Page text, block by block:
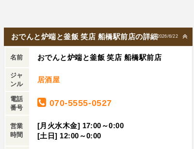
ームもありました。店内は真新しさがあり綺麗。
1〜2名から団体さんまで対応できそうでした。コ
スパよく満足できるのでおすすめです！
／たまご／しらたき／はんぺん／ちくわ／さつま
揚げ牛すじ／鶏つくね／揚げ豆腐／とうもろこし
／しゅうまい10種以上の豊富なラインナップ！お
べやすいのが魅力的！絶対食べてほしいのは牛す
じ！！串に刺さったおおぶりだけどとろっとろ！
我慢ならずしっかりおかわりしちゃいました！こ
程でした笑■冷やしトマト一般的な塩＋マヨかと
思いきや変わり種！ダイスカットに、茗荷と白髪
2026/6/22
おでんと炉端と釜飯 笑店 船橋駅前店の詳細
名前 おでんと炉端と釜飯 笑店 船橋駅前店
ジャ
ンル
居酒屋
電話
番号
070-5555-0527
営業
時間
[月火水木金] 17:00～0:00
[土日] 12:00～0:00